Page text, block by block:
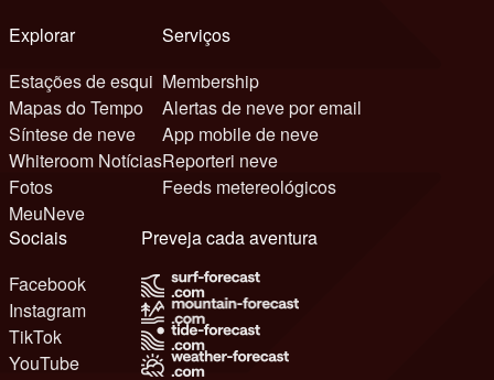
Explorar
Estações de esqui
Mapas do Tempo
Síntese de neve
Whiteroom Notícias
Fotos
MeuNeve
Serviços
Membership
Alertas de neve por email
App mobile de neve
Reporteri neve
Feeds metereológicos
Sociais
Facebook
Instagram
TikTok
YouTube
Preveja cada aventura